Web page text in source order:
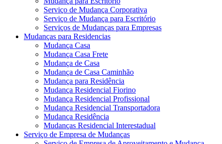
Serviço de Mudança Corporativa
Serviço de Mudança para Escritório
Serviços de Mudanças para Empresas
Mudanças para Residencias
Mudança Casa
Mudança Casa Frete
Mudança de Casa
Mudança de Casa Caminhão
Mudança para Residência
Mudança Residencial Fiorino
Mudança Residencial Profissional
Mudança Residencial Transportadora
Mudança Residência
Mudanças Residencial Interestadual
Serviço de Empresa de Mudanças